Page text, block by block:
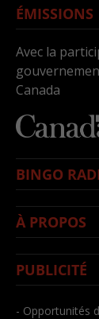
ÉMISSIONS
Avec la
Canada
BINGO
À PROPOS
PUBLICITÉ
- Opportunités